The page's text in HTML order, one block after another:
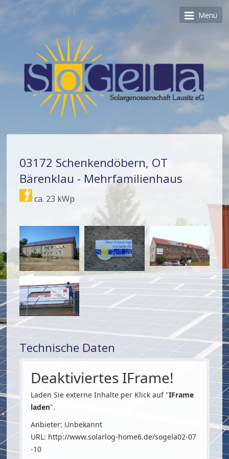
Menü
03172 Schenkendöbern, OT
Bärenklau - Mehrfamilienhaus
ca. 23 kWp
Technische Daten
Deaktiviertes IFrame!
Laden Sie externe Inhalte per Klick auf "IFrame
laden".
Anbieter: Unbekannt
URL: http://www.solarlog-home6.de/sogela02-07
-10